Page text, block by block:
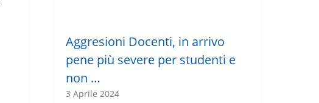
Aggresioni Docenti, in arrivo
pene più severe per studenti e
non …
3 Aprile 2024